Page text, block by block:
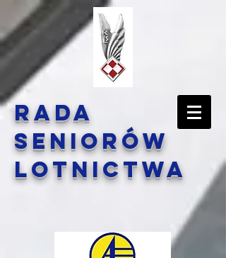
Rada
Seniorów
Lotnictwa